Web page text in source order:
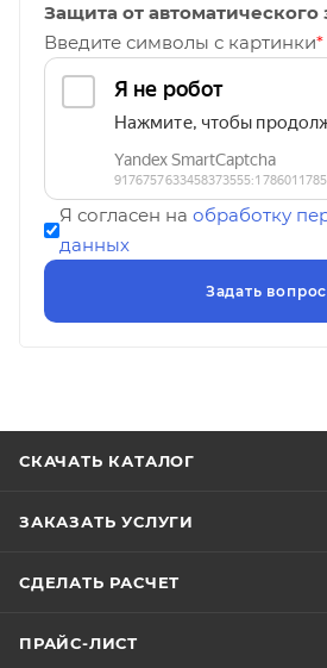
Защита от автоматического
Введите символы с картинки*
Я согласен на обработку
данных
СКАЧАТЬ КАТАЛОГ
ЗАКАЗАТЬ УСЛУГИ
СДЕЛАТЬ РАСЧЕТ
ПРАЙС-ЛИСТ